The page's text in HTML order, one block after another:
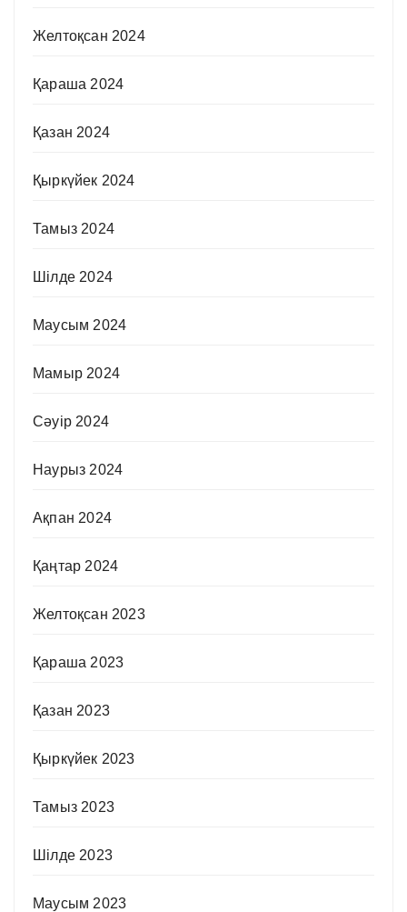
Желтоқсан 2024
Қараша 2024
Қазан 2024
Қыркүйек 2024
Тамыз 2024
Шілде 2024
Маусым 2024
Мамыр 2024
Сәуір 2024
Наурыз 2024
Ақпан 2024
Қаңтар 2024
Желтоқсан 2023
Қараша 2023
Қазан 2023
Қыркүйек 2023
Тамыз 2023
Шілде 2023
Маусым 2023